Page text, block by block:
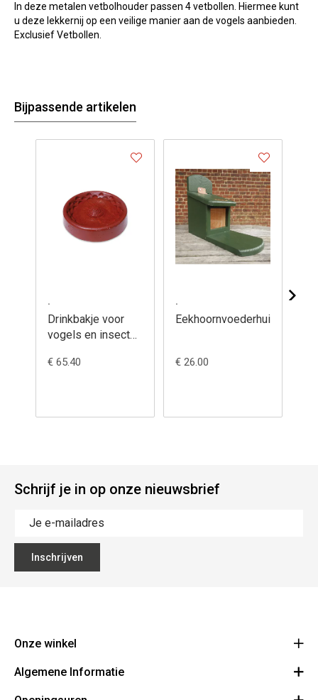
In deze metalen vetbolhouder passen 4 vetbollen. Hiermee kunt
u deze lekkernij op een veilige manier aan de vogels aanbieden.
Exclusief Vetbollen.
Bijpassende artikelen
.
Drinkbakje voor
vogels en insecten
€ 65.40
.
Eekhoornvoederhuis
€ 26.00
Schrijf je in op onze nieuwsbrief
Inschrijven
Onze winkel
Ecoflora
Algemene Informatie